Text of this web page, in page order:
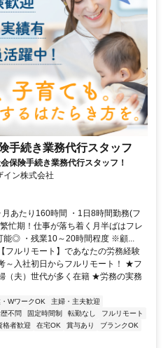
手続き業務代行スタッフ
保険手続き業務代行スタッフ！
イン株式会社
あたり160時間 ・1日8時間勤務(フ
忙期！仕事が落ち着く月半ばはフレ
能◎ ・残業10～20時間程度 ※顧...
フルリモート】であなたの労務経験
～入社初日からフルリモート！ ★フ
（夫）世代が多く在籍 ★労務の実務
WワークOK
主婦・主夫歓迎
不問 固定時間制 転勤なし
フルリモート
格者歓迎 在宅OK 賞与あり
ブランクOK